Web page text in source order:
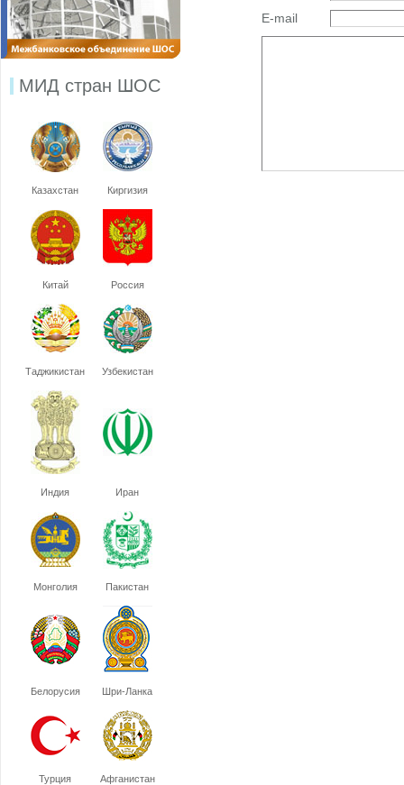
МИД стран ШОС
Казахстан Киргизия
Китай Россия
Таджикистан Узбекистан
Индия Иран
Монголия Пакистан
Белорусия Шри-Ланка
Турция Афганистан
E-mail